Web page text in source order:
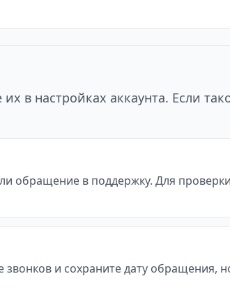
настройках аккаунта. Если
обращение в поддержку. Для
и сохраните дату обращения,